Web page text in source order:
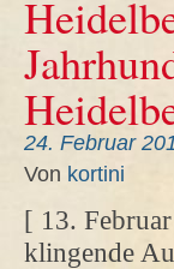
24. Februar
Von kortini
[ 13.
klingende